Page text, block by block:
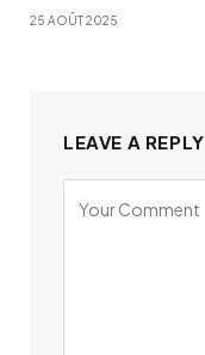
25 AOÛT 2025
LEAVE A REPLY